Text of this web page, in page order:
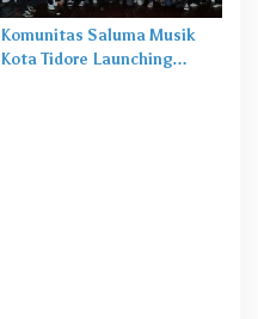
Komunitas Saluma Musik
Kota Tidore Launching